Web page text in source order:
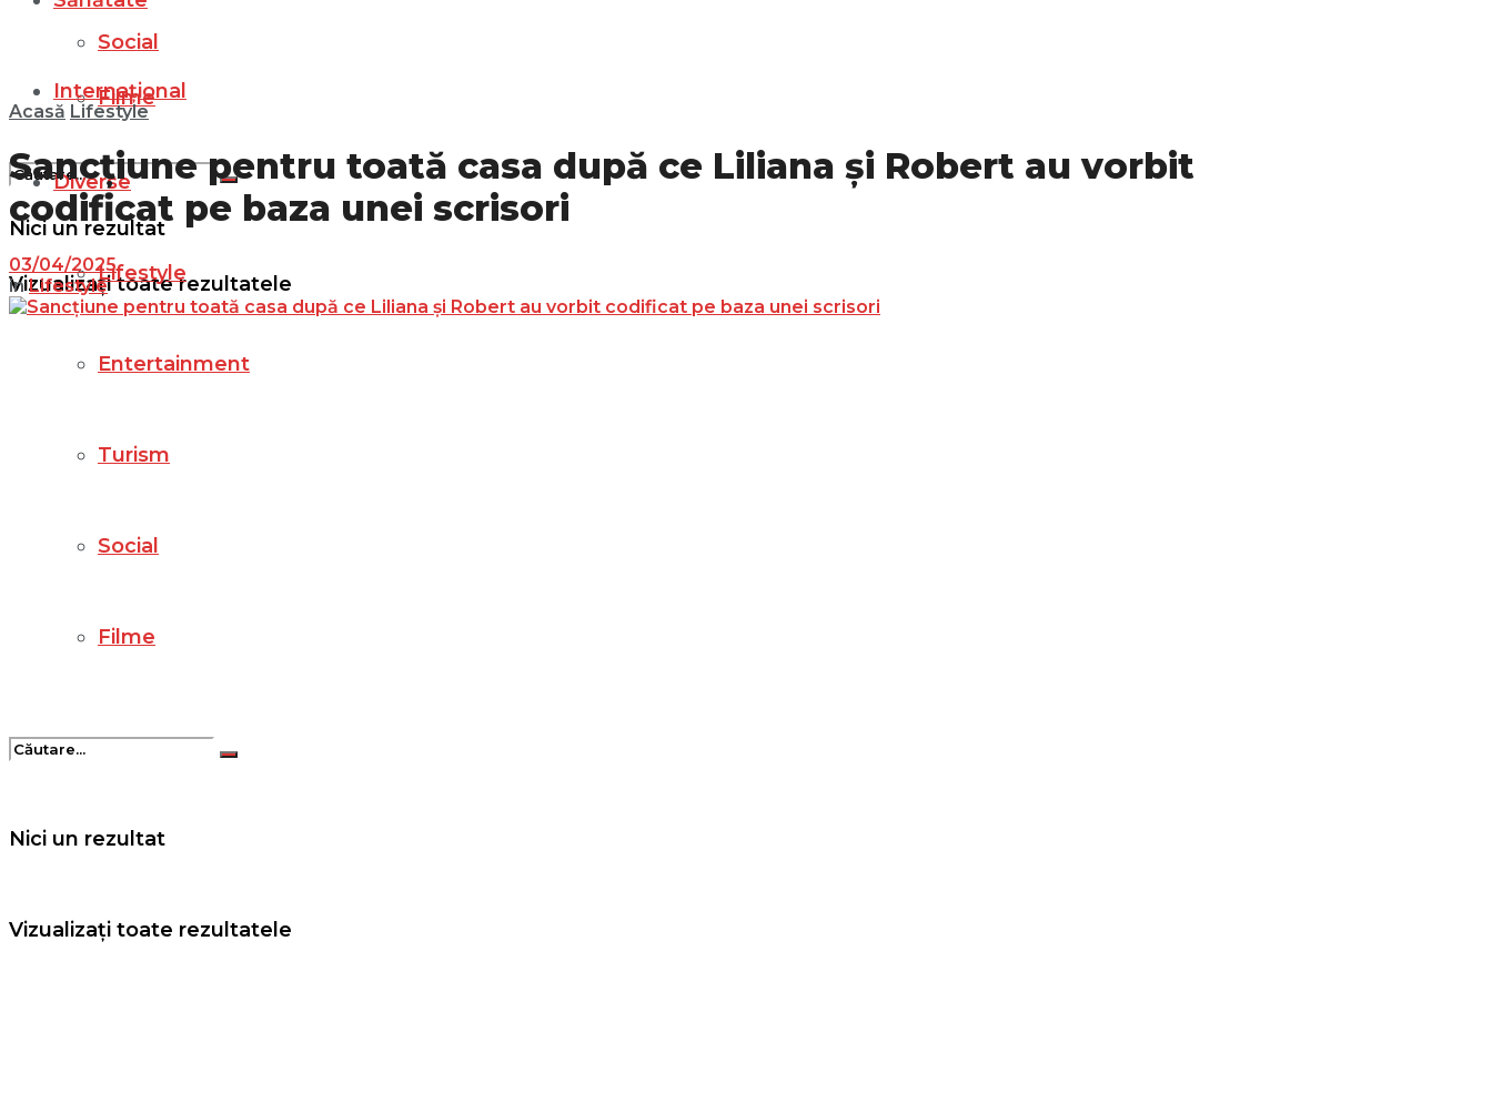
Social
Filme
Nici un rezultat
Vizualizați toate rezultatele
Internațional
Diverse
Lifestyle
Entertainment
Turism
Social
Filme
Nici un rezultat
Vizualizați toate rezultatele
Acasă Lifestyle
Sancțiune pentru toată casa după ce Liliana și Robert au vorbit
codificat pe baza unei scrisori
03/04/2025
in Lifestyle